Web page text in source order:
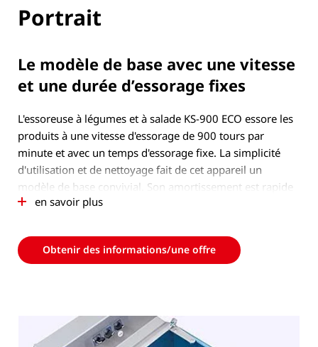
Portrait
Le modèle de base avec une vitesse
et une durée d’essorage fixes
L'essoreuse à légumes et à salade KS-900 ECO essore les
produits à une vitesse d'essorage de 900 tours par
minute et avec un temps d'essorage fixe. La simplicité
d'utilisation et de nettoyage fait de cet appareil un
modèle de base convivial. Son amortissement est rapide
en raison de son excellent rapport prix/performances.
L'essoreuse à légumes et à salade KS-900 ECO s’intègre
dans les chaînes de transformation ou s’utilise comme
d’essorage qui sont transférés manuellement dans la KS-
900 ECO.
en savoir plus
Obtenir des informations/une offre